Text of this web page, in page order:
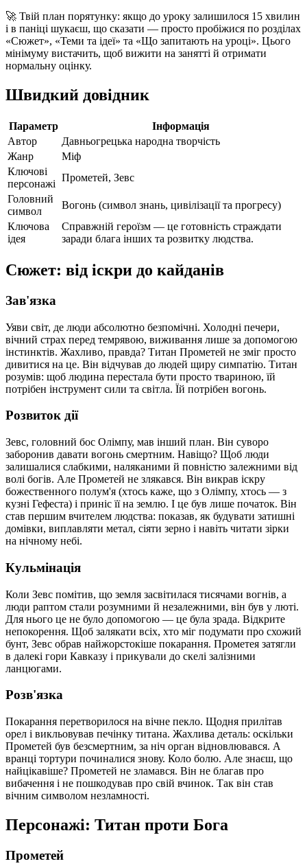
🚀 Твій план порятунку: якщо до уроку залишилося 15 хвилин
і в паніці шукаєш, що сказати — просто пробіжися по розділах
«Сюжет», «Теми та ідеї» та «Що запитають на уроці». Цього
мінімуму вистачить, щоб вижити на занятті й отримати
нормальну оцінку.
Швидкий довідник
Параметр
Інформація
Автор
Давньогрецька народна творчість
Жанр
Міф
Ключові
персонажі
Прометей, Зевс
Головний
символ
Вогонь (символ знань, цивілізації та прогресу)
Ключова
ідея
Справжній героїзм — це готовність страждати
заради блага інших та розвитку людства.
Сюжет: від іскри до кайданів
Зав'язка
Уяви світ, де люди абсолютно безпомічні. Холодні печери,
вічний страх перед темрявою, виживання лише за допомогою
інстинктів. Жахливо, правда? Титан Прометей не зміг просто
дивитися на це. Він відчував до людей щиру симпатію. Титан
розумів: щоб людина перестала бути просто твариною, їй
потрібен інструмент сили та світла. Їй потрібен вогонь.
Розвиток дії
Зевс, головний бос Олімпу, мав інший план. Він суворо
заборонив давати вогонь смертним. Навіщо? Щоб люди
залишалися слабкими, наляканими й повністю залежними від
волі богів. Але Прометей не злякався. Він викрав іскру
божественного полум'я (хтось каже, що з Олімпу, хтось — з
кузні Гефеста) і приніс її на землю. І це був лише початок. Він
став першим вчителем людства: показав, як будувати затишні
домівки, виплавляти метал, сіяти зерно і навіть читати зірки
на нічному небі.
Кульмінація
Коли Зевс помітив, що земля засвітилася тисячами вогнів, а
люди раптом стали розумними й незалежними, він був у люті.
Для нього це не було допомогою — це була зрада. Відкрите
непокорення. Щоб залякати всіх, хто міг подумати про схожий
бунт, Зевс обрав найжорстокіше покарання. Прометея затягли
в далекі гори Кавказу і прикували до скелі залізними
ланцюгами.
Розв'язка
Покарання перетворилося на вічне пекло. Щодня прилітав
орел і викльовував печінку титана. Жахлива деталь: оскільки
Прометей був безсмертним, за ніч орган відновлювався. А
вранці тортури починалися знову. Коло болю. Але знаєш, що
найцікавіше? Прометей не зламався. Він не благав про
вибачення і не пошкодував про свій вчинок. Так він став
вічним символом незламності.
Персонажі: Титан проти Бога
Прометей